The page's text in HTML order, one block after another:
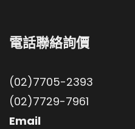
電話聯絡詢價
(02)7705-2393
(02)7729-7961
Email